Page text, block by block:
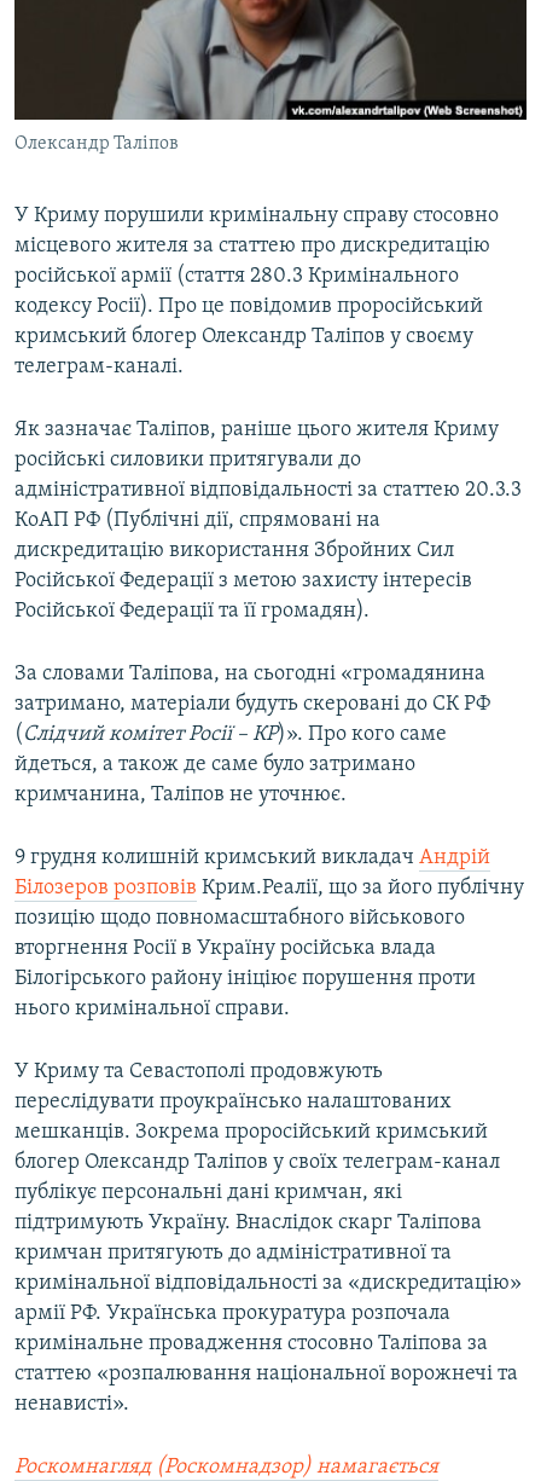
ВІДЕОУРОКИ «ELIFBE»
СВІДЧЕННЯ ОКУПАЦІЇ
УКРАЇНСЬКА ПРОБЛЕМА КРИМУ
ІНФОГРАФІКА
ДОЛУЧАЙСЯ!
Усі сайти RFE/RL
Олександр Таліпов
У Криму порушили кримінальну справу стосовно
місцевого жителя за статтею про дискредитацію
російської армії (стаття 280.3 Кримінального
кодексу Росії). Про це повідомив проросійський
кримський блогер Олександр Таліпов у своєму
телеграм-каналі.
Як зазначає Таліпов, раніше цього жителя Криму
російські силовики притягували до
адміністративної відповідальності за статтею 20.3.3
КоАП РФ (Публічні дії, спрямовані на
дискредитацію використання Збройних Сил
Російської Федерації з метою захисту інтересів
Російської Федерації та її громадян).
За словами Таліпова, на сьогодні «громадянина
затримано, матеріали будуть скеровані до СК РФ
( Слідчий комітет Росії – КР)». Про кого саме
йдеться, а також де саме було затримано
кримчанина, Таліпов не уточнює.
9 грудня колишній кримський викладач Андрій
Білозеров розповів Крим.Реалії, що за його публічну
позицію щодо повномасштабного військового
вторгнення Росії в Україну російська влада
Білогірського району ініціює порушення проти
нього кримінальної справи.
У Криму та Севастополі продовжують
переслідувати проукраїнсько налаштованих
мешканців. Зокрема проросійський кримський
блогер Олександр Таліпов у своїх телеграм-канал
публікує персональні дані кримчан, які
підтримують Україну. Внаслідок скарг Таліпова
кримчан притягують до адміністративної та
кримінальної відповідальності за «дискредитацію»
армії РФ. Українська прокуратура розпочала
кримінальне провадження стосовно Таліпова за
статтею «розпалювання національної ворожнечі та
ненависті».
Роскомнагляд (Роскомнадзор) намагається